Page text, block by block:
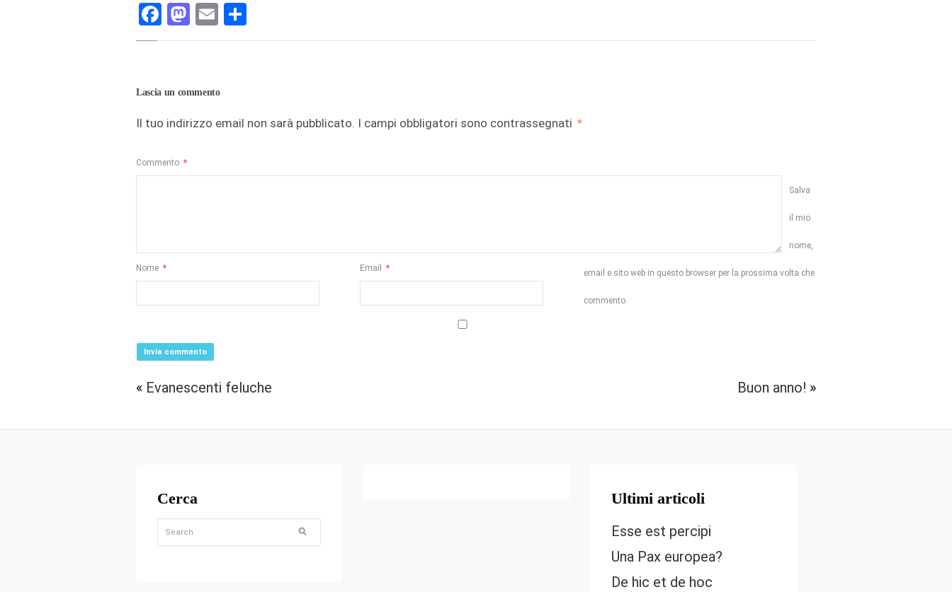
Facebook
Mastodon
Email
Lascia un commento
Il tuo indirizzo email non sarà pubblicato. I campi obbligatori sono contrassegnati *
Commento *
Nome * Email *
Salva
il mio
nome,
email e sito web in questo browser per la prossima volta che
commento.
« Evanescenti feluche Buon anno! »
Cerca Ultimi articoli
Esse est percipi
Una Pax europea?
De hic et de hoc